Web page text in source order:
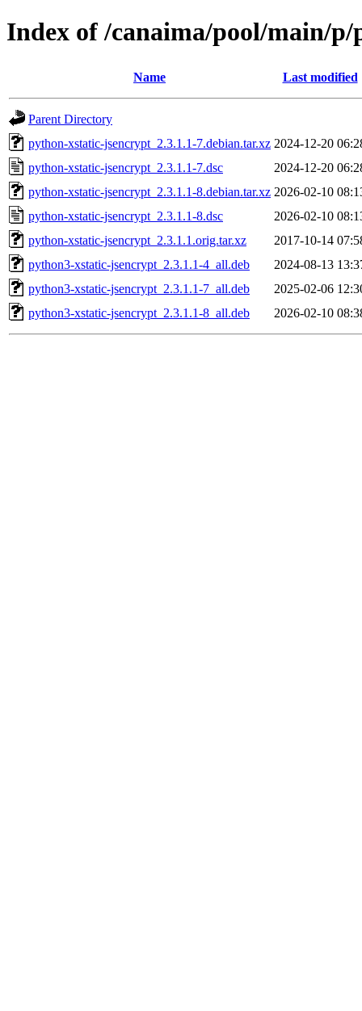
Index of /canaima/pool/main/
Name Last modified
Parent Directory
python-xstatic-jsencrypt_2.3.1.1-7.debian.tar.xz 2024-12-20
python-xstatic-jsencrypt_2.3.1.1-7.dsc
2024-12-20
python-xstatic-jsencrypt_2.3.1.1-8.debian.tar.xz 2026-02-10
python-xstatic-jsencrypt_2.3.1.1-8.dsc
2026-02-10
python-xstatic-jsencrypt_2.3.1.1.orig.tar.xz
2017-10-14
python3-xstatic-jsencrypt_2.3.1.1-4_all.deb
2024-08-13
python3-xstatic-jsencrypt_2.3.1.1-7_all.deb
2025-02-06
python3-xstatic-jsencrypt_2.3.1.1-8_all.deb
2026-02-10